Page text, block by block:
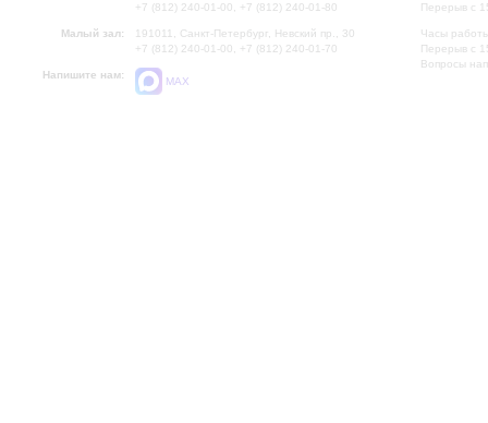
+7 (812) 240-01-00, +7 (812) 240-01-80
Малый зал:
191011, Санкт-Петербург, Невский пр., 30
+7 (812) 240-01-00, +7 (812) 240-01-70
Напишите нам:
MAX
Перерыв с
Часы
Перерыв с
Вопросы